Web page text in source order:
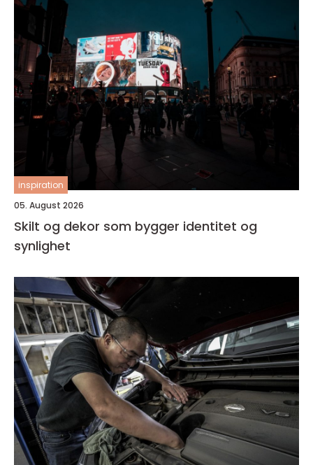
inspiration
05. August 2026
Skilt og dekor som bygger identitet og
synlighet